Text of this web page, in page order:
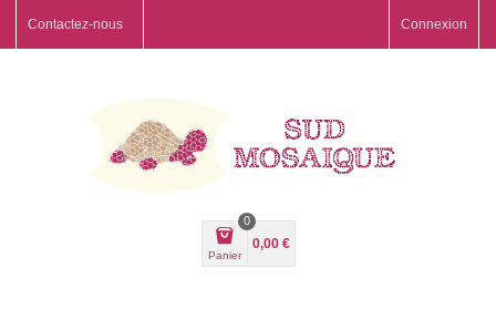
Contactez-nous Connexion
Panier
0
0,00 €